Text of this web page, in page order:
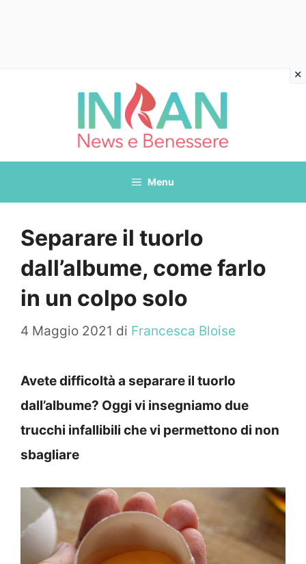
Menu
Separare il tuorlo
dall’albume, come farlo
in un colpo solo
4 Maggio 2021 di Francesca Bloise
Avete difficoltà a separare il tuorlo
dall’albume? Oggi vi insegniamo due
trucchi infallibili che vi permettono di non
sbagliare